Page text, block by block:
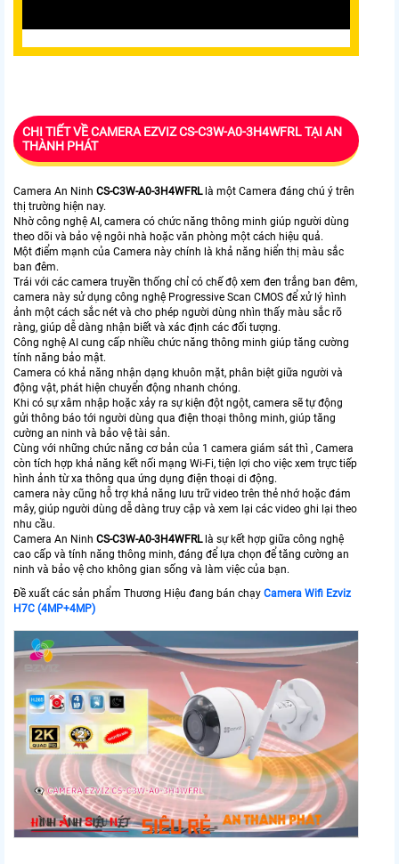
CHI TIẾT VỀ CAMERA EZVIZ CS-C3W-A0-3H4WFRL TẠI AN
THÀNH PHÁT
Camera An Ninh CS-C3W-A0-3H4WFRLlà một Camera đáng chú ý trên
thị trường hiện nay.
Nhờ công nghệ AI, camera có chức năng thông minh giúp người dùng
theo dõi và bảo vệ ngôi nhà hoặc văn phòng một cách hiệu quả.
Một điểm mạnh của Camera này chính là khả năng hiển thị màu sắc
ban đêm.
Trái với các camera truyền thống chỉ có chế độ xem đen trắng ban đêm,
camera này sử dụng công nghệ Progressive Scan CMOS để xử lý hình
ảnh một cách sắc nét và cho phép người dùng nhìn thấy màu sắc rõ
ràng, giúp dễ dàng nhận biết và xác định các đối tượng.
Công nghệ AI cung cấp nhiều chức năng thông minh giúp tăng cường
tính năng bảo mật.
Camera có khả năng nhận dạng khuôn mặt, phân biệt giữa người và
động vật, phát hiện chuyển động nhanh chóng.
Khi có sự xâm nhập hoặc xảy ra sự kiện đột ngột, camera sẽ tự động
gửi thông báo tới người dùng qua điện thoại thông minh, giúp tăng
cường an ninh và bảo vệ tài sản.
Cùng với những chức năng cơ bản của 1 camera giám sát thì , Camera
còn tích hợp khả năng kết nối mạng Wi-Fi, tiện lợi cho việc xem trực tiếp
hình ảnh từ xa thông qua ứng dụng điện thoại di động.
camera này cũng hỗ trợ khả năng lưu trữ video trên thẻ nhớ hoặc đám
mây, giúp người dùng dễ dàng truy cập và xem lại các video ghi lại theo
nhu cầu.
Camera An Ninh CS-C3W-A0-3H4WFRLlà sự kết hợp giữa công nghệ
cao cấp và tính năng thông minh, đáng để lựa chọn để tăng cường an
ninh và bảo vệ cho không gian sống và làm việc của bạn.
Đề xuất các sản phẩm Thương Hiệu đang bán chạy Camera Wifi Ezviz
H7C (4MP+4MP)